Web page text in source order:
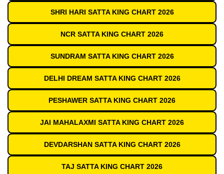
SHRI HARI SATTA KING CHART 2026
NCR SATTA KING CHART 2026
SUNDRAM SATTA KING CHART 2026
DELHI DREAM SATTA KING CHART 2026
PESHAWER SATTA KING CHART 2026
JAI MAHALAXMI SATTA KING CHART 2026
DEVDARSHAN SATTA KING CHART 2026
TAJ SATTA KING CHART 2026